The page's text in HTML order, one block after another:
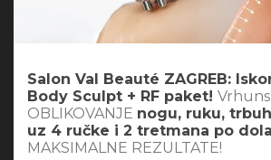
Salon Val Beauté ZAGREB:
Body Sculpt + RF paket!
OBLIKOVANJE nogu, ruku,
uz 4 ručke i 2 tretmana po
MAKSIMALNE REZULTATE!